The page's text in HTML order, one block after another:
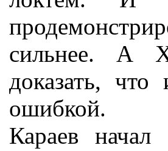
сильнее. А
доказать, что
ошибкой.
Караев